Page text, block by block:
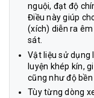
nguội, đạt độ
Điều này giúp
(xích) diễn ra
sát.
Vật liệu sử dụng
luyện khép kín,
cũng như độ bền
Tùy từng dòng